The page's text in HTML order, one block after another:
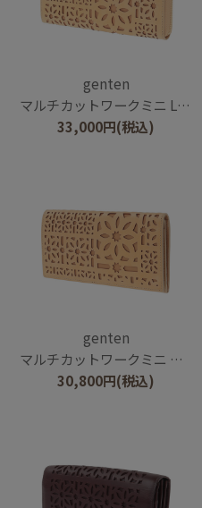
genten
マルチカットワークミニ L字ファスナー長財布
33,000円(税込)
genten
マルチカットワークミニ 長財布
30,800円(税込)